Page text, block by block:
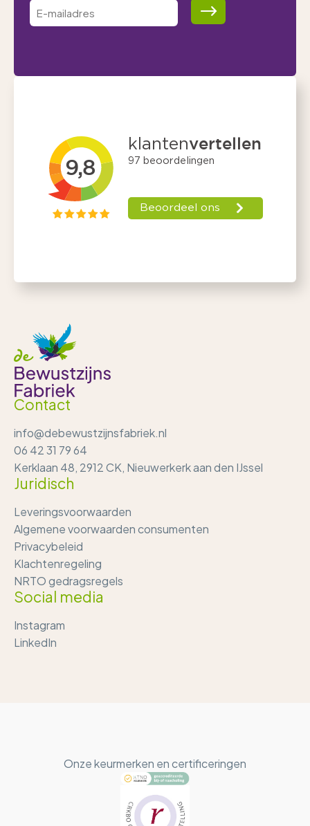
Contact
info@debewustzijnsfabriek.nl
06 42 31 79 64
Kerklaan 48, 2912 CK, Nieuwerkerk aan den IJssel
Juridisch
Leveringsvoorwaarden
Algemene voorwaarden consumenten
Privacybeleid
Klachtenregeling
NRTO gedragsregels
Social media
Instagram
LinkedIn
Onze keurmerken en certificeringen